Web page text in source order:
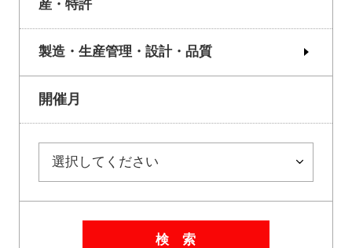
産・特許
製造・生産管理・設計・品質
開催月
検 索